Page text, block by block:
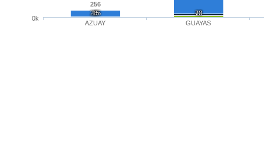
256
235
6 47
15
70
AZUAY
GUAYAS
0k